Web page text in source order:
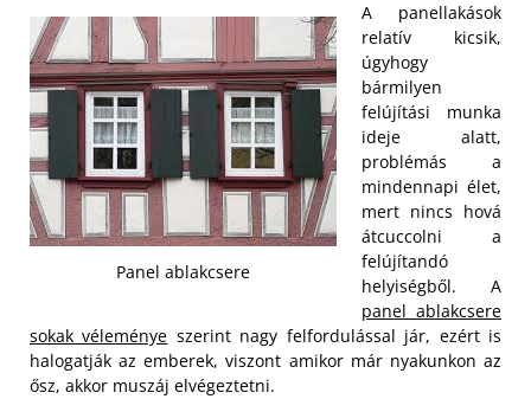
Panel ablakcsere
A panellakások
relatív kicsik,
úgyhogy
bármilyen
felújítási munka
ideje alatt,
problémás a
mindennapi élet,
mert nincs hová
átcuccolni a
felújítandó
helyiségből. A
panel ablakcsere
sokak véleménye szerint nagy felfordulással jár, ezért is
halogatják az emberek, viszont amikor már nyakunkon az
ősz, akkor muszáj elvégeztetni.